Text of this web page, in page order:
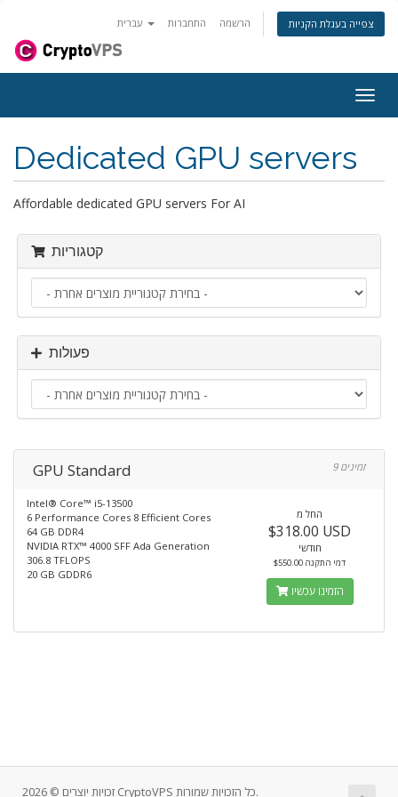
התחברות הרשמה צפייה בעגלת הקניות
ניווט
Dedicated GPU servers
Affordable dedicated GPU servers For AI
קטגוריות
פעולות
GPU Standard 9 זמינים
Intel® Core™ i5-13500
6 Performance Cores 8 Efficient Cores
64 GB DDR4
NVIDIA RTX™ 4000 SFF Ada Generation
306.8 TFLOPS
20 GB GDDR6
החל מ
$318.00 USD
חודשי
$550.00 דמי התקנה
הזמינו עכשיו
זכויות יוצרים © 2026 CryptoVPS כל הזכויות שמורות.